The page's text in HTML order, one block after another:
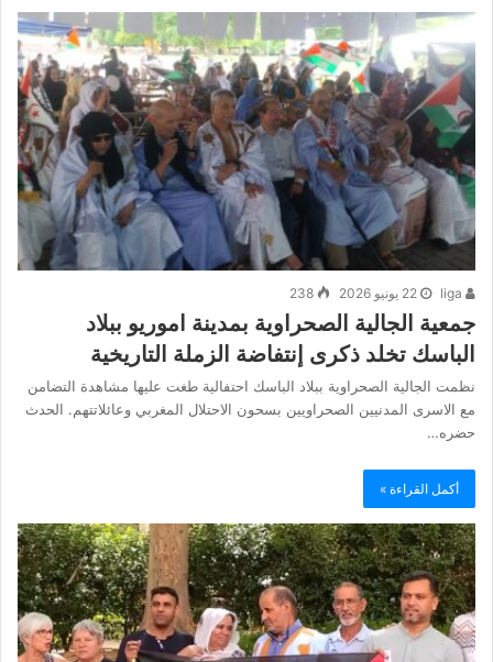
22 يونيو 2026 238
جمعية الجالية الصحراوية بمدينة اموريو ببلاد
الباسك تخلد ذكرى إنتفاضة الزملة التاريخية
نظمت الجالية الصحراوية ببلاد الباسك احتفالية طغت عليها مشاهدة التضامن
مع الاسرى المدنيين الصحراويين بسحون الاحتلال المغربي وعائلاتتهم. الحدث
حضره…
أكمل القراءة »